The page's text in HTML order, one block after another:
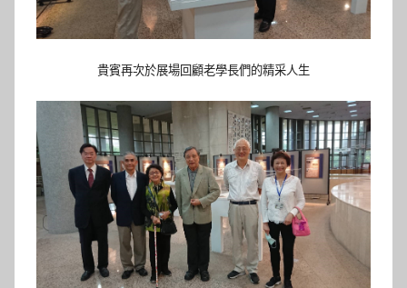
貴賓再次於展場回顧老學長們的精采人生